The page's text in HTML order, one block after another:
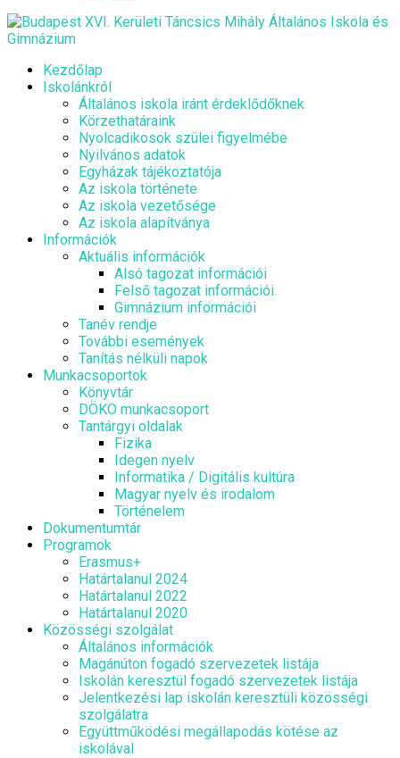
Kezdőlap
Iskolánkról
Általános iskola iránt érdeklődőknek
Körzethatáraink
Nyolcadikosok szülei figyelmébe
Nyilvános adatok
Egyházak tájékoztatója
Az iskola története
Az iskola vezetősége
Az iskola alapítványa
Információk
Aktuális információk
Alsó tagozat információi
Felső tagozat információi
Gimnázium információi
Tanév rendje
További események
Tanítás nélküli napok
Munkacsoportok
Könyvtár
DÖKO munkacsoport
Tantárgyi oldalak
Fizika
Idegen nyelv
Informatika / Digitális kultúra
Magyar nyelv és irodalom
Történelem
Dokumentumtár
Programok
Erasmus+
Határtalanul 2024
Határtalanul 2022
Határtalanul 2020
Közösségi szolgálat
Általános információk
Magánúton fogadó szervezetek listája
Iskolán keresztül fogadó szervezetek listája
Jelentkezési lap iskolán keresztüli közösségi
szolgálatra
Együttműködési megállapodás kötése az
iskolával